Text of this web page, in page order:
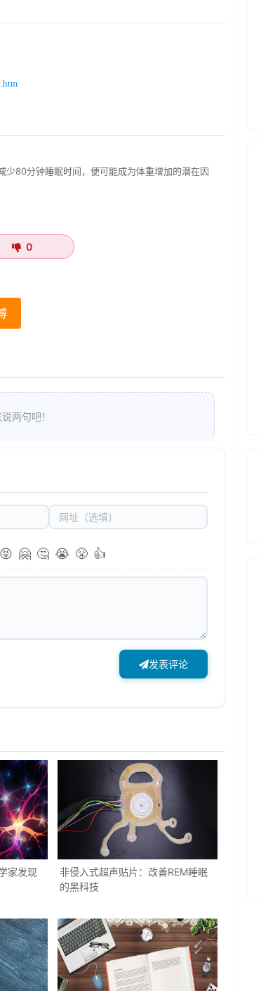
少80分钟睡眠时间，便可能成为体重增加的潜在因
0
两句吧！
😝 🤗 🤔 😭 😤 👍
发表评论
家发现
非侵入式超声贴片：改善REM睡眠
的黑科技